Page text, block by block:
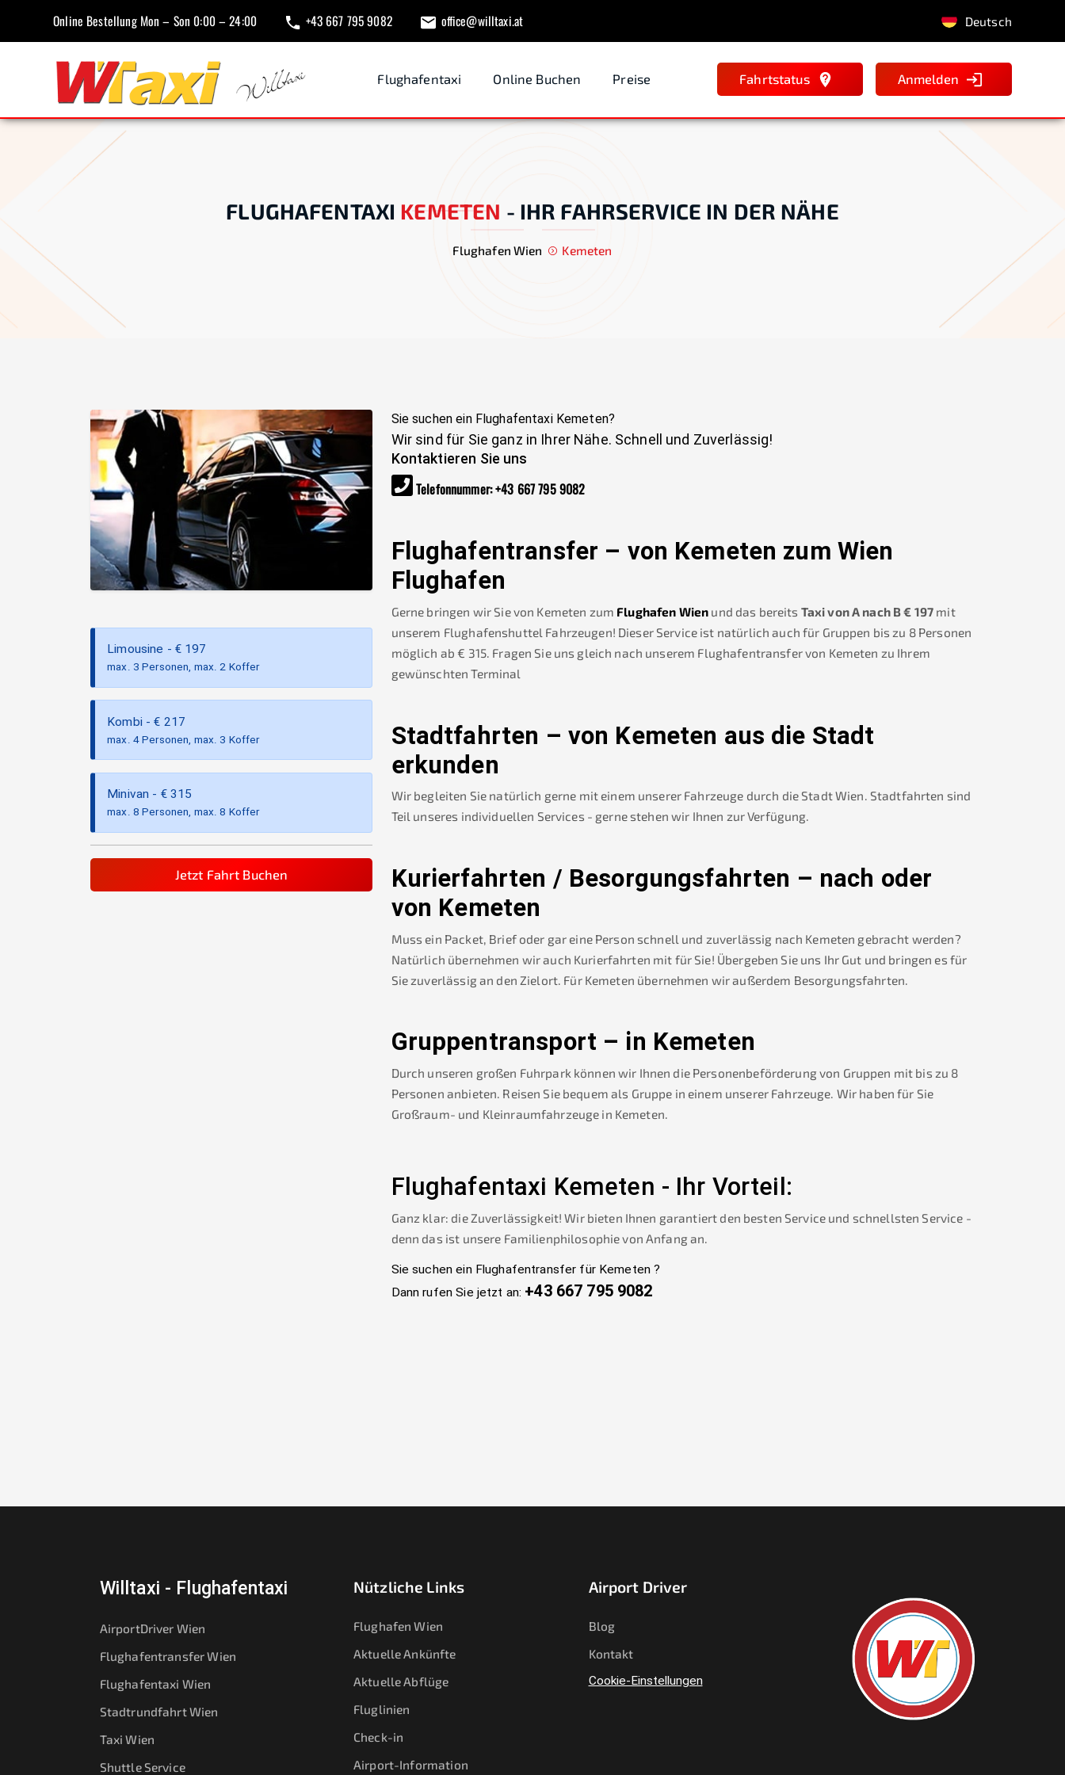
Online Bestellung Mon – Son 0:00 – 24:00 +43 667 795 9082 office@willtaxi.at Deutsch
Flughafentaxi Online Buchen Preise Fahrtstatus Anmelden
FLUGHAFENTAXI KEMETEN - IHR FAHRSERVICE IN DER NÄHE
Flughafen Wien Kemeten
Limousine - € 197
max. 3 Personen, max. 2 Koffer
Kombi - € 217
max. 4 Personen, max. 3 Koffer
Minivan - € 315
max. 8 Personen, max. 8 Koffer
Jetzt Fahrt Buchen
Sie suchen ein Flughafentaxi Kemeten?
Wir sind für Sie ganz in Ihrer Nähe. Schnell und Zuverlässig!
Kontaktieren Sie uns
Telefonnummer:+43 667 795 9082
Flughafentransfer – von Kemeten zum Wien
Flughafen
Gerne bringen wir Sie von Kemeten zum Flughafen Wien und das bereits Taxi von A nach B€ 197 mit
unserem Flughafenshuttel Fahrzeugen! Dieser Service ist natürlich auch für Gruppen bis zu 8 Personen
möglich ab € 315. Fragen Sie uns gleich nach unserem Flughafentransfer von Kemeten zu Ihrem
gewünschten Terminal
Stadtfahrten – von Kemeten aus die Stadt
erkunden
Wir begleiten Sie natürlich gerne mit einem unserer Fahrzeuge durch die Stadt Wien. Stadtfahrten sind
Teil unseres individuellen Services - gerne stehen wir Ihnen zur Verfügung.
Kurierfahrten / Besorgungsfahrten – nach oder
von Kemeten
Muss ein Packet, Brief oder gar eine Person schnell und zuverlässig nach Kemeten gebracht werden?
Natürlich übernehmen wir auch Kurierfahrten mit für Sie! Übergeben Sie uns Ihr Gut und bringen es für
Sie zuverlässig an den Zielort. Für Kemeten übernehmen wir außerdem Besorgungsfahrten.
Gruppentransport – in Kemeten
Durch unseren großen Fuhrpark können wir Ihnen die Personenbeförderung von Gruppen mit bis zu 8
Personen anbieten. Reisen Sie bequem als Gruppe in einem unserer Fahrzeuge. Wir haben für Sie
Großraum- und Kleinraumfahrzeuge in Kemeten.
Flughafentaxi Kemeten - Ihr Vorteil:
Ganz klar: die Zuverlässigkeit! Wir bieten Ihnen garantiert den besten Service und schnellsten Service -
denn das ist unsere Familienphilosophie von Anfang an.
Sie suchen ein Flughafentransfer für Kemeten ?
Dann rufen Sie jetzt an: +43 667 795 9082
Willtaxi - Flughafentaxi
AirportDriver Wien
Flughafentransfer Wien
Flughafentaxi Wien
Stadtrundfahrt Wien
Taxi Wien
Shuttle Service
Nützliche Links
Flughafen Wien
Aktuelle Ankünfte
Aktuelle Abflüge
Fluglinien
Check-in
Airport-Information
Airport Driver
Blog
Kontakt
Cookie-Einstellungen